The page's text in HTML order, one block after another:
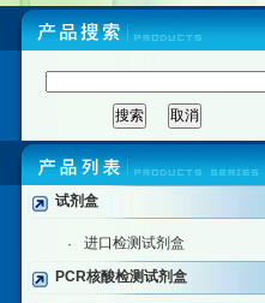
试剂盒
·
进口检测试剂盒
PCR核酸检测试剂盒